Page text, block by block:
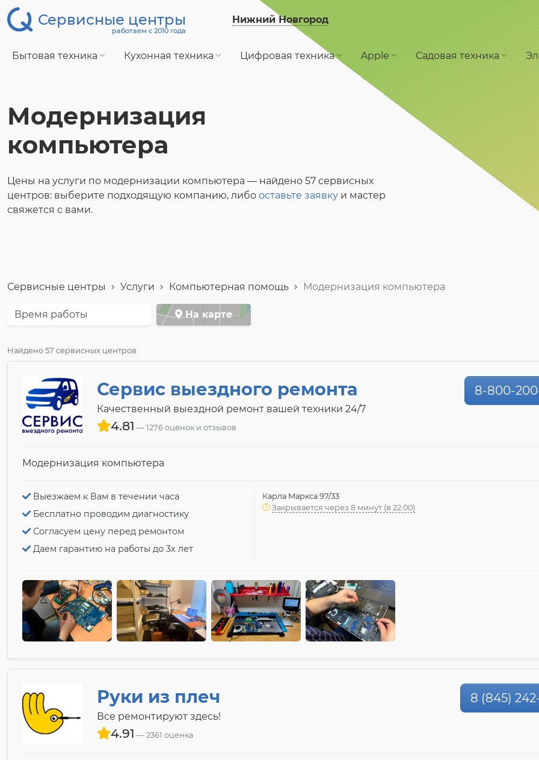
Сервисные центры
работаем с 2010 года
Нижний Новгород
Бытовая техника Кухонная техника Цифровая техника Apple Садовая техника
Модернизация
компьютера
Цены на услуги по модернизации компьютера — найдено 57 сервисных
центров: выберите подходящую компанию, либо оставьте заявку и мастер
свяжется с вами.
Сервисные центры Услуги Компьютерная помощь Модернизация компьютера
Время работы На карте
Найдено 57 сервисных центров
Сервис выездного ремонта
Качественный выездной ремонт вашей техники 24/7
4.81 1276 оценок и отзывов
8-800-
Модернизация компьютера
Выезжаем к Вам в течении часа
Бесплатно проводим диагностику
Согласуем цену перед ремонтом
Даем гарантию на работы до 3х лет
Карла Маркса 97/33
Закрывается через 8 минут (в 22:00)
Руки из плеч
Все ремонтируют здесь!
4.91 2361 оценка
8 (845)